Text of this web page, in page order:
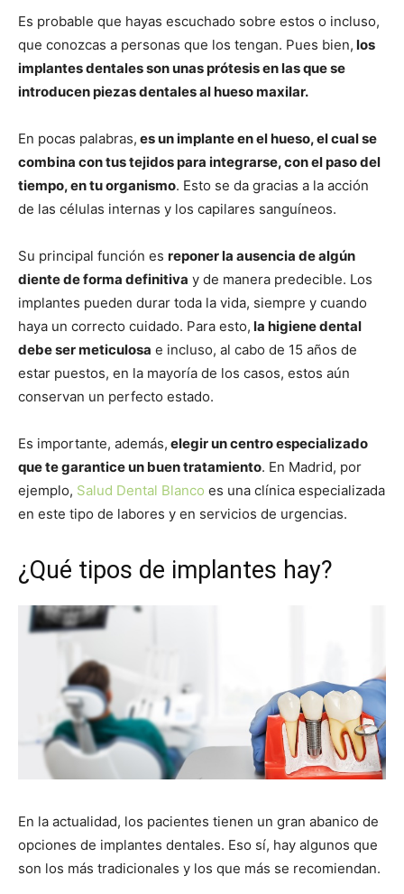
Es probable que hayas escuchado sobre estos o incluso,
que conozcas a personas que los tengan. Pues bien, los
implantes dentales son unas prótesis en las que se
introducen piezas dentales al hueso maxilar.
En pocas palabras, es un implante en el hueso, el cual se
combina con tus tejidos para integrarse, con el paso del
tiempo, en tu organismo. Esto se da gracias a la acción
de las células internas y los capilares sanguíneos.
Su principal función es reponer la ausencia de algún
diente de forma definitiva y de manera predecible. Los
implantes pueden durar toda la vida, siempre y cuando
haya un correcto cuidado. Para esto, la higiene dental
debe ser meticulosa e incluso, al cabo de 15 años de
estar puestos, en la mayoría de los casos, estos aún
conservan un perfecto estado.
Es importante, además, elegir un centro especializado
que te garantice un buen tratamiento. En Madrid, por
ejemplo, Salud Dental Blanco es una clínica especializada
en este tipo de labores y en servicios de urgencias.
¿Qué tipos de implantes hay?
En la actualidad, los pacientes tienen un gran abanico de
opciones de implantes dentales. Eso sí, hay algunos que
son los más tradicionales y los que más se recomiendan.